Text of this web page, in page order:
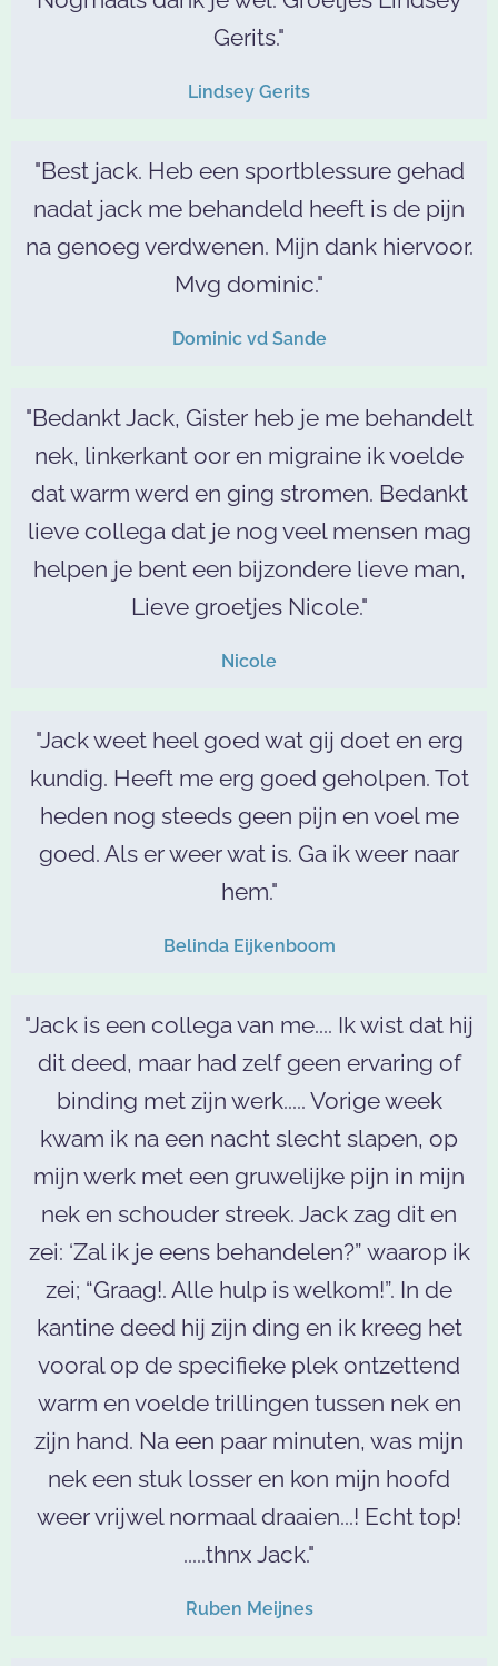
Gerits."
Lindsey Gerits
"Best jack. Heb een sportblessure gehad
nadat jack me behandeld heeft is de pijn
na genoeg verdwenen. Mijn dank hiervoor.
Mvg dominic."
Dominic vd Sande
"Bedankt Jack, Gister heb je me behandelt
nek, linkerkant oor en migraine ik voelde
dat warm werd en ging stromen. Bedankt
lieve collega dat je nog veel mensen mag
helpen je bent een bijzondere lieve man,
Lieve groetjes Nicole."
Nicole
"Jack weet heel goed wat gij doet en erg
kundig. Heeft me erg goed geholpen. Tot
heden nog steeds geen pijn en voel me
goed. Als er weer wat is. Ga ik weer naar
hem."
Belinda Eijkenboom
"Jack is een collega van me.... Ik wist dat hij
dit deed, maar had zelf geen ervaring of
binding met zijn werk..... Vorige week
kwam ik na een nacht slecht slapen, op
mijn werk met een gruwelijke pijn in mijn
nek en schouder streek. Jack zag dit en
zei: ‘Zal ik je eens behandelen?” waarop ik
zei; “Graag!. Alle hulp is welkom!”. In de
kantine deed hij zijn ding en ik kreeg het
vooral op de specifieke plek ontzettend
warm en voelde trillingen tussen nek en
zijn hand. Na een paar minuten, was mijn
nek een stuk losser en kon mijn hoofd
weer vrijwel normaal draaien...! Echt top!
.....thnx Jack."
Ruben Meijnes